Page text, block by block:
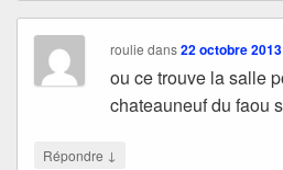
roulie dans22 octobre
ou ce trouve la salle
chateauneuf du faou
Répondre ↓